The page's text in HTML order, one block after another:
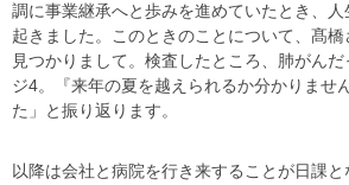
調に事業継承へと歩みを進めていたとき、
起きました。このときのことについて、髙
見つかりまして。検査したところ、肺がん
ジ4。『来年の夏を越えられるか分かりませ
た」と振り返ります。
以降は会社と病院を行き来することが日課